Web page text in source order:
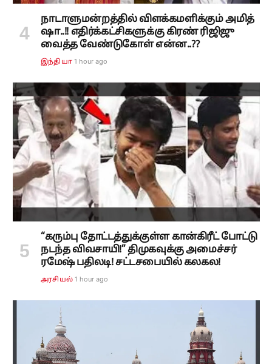
நாடாளுமன்றத்தில் விளக்கமளிக்கும் அமித்
ஷா..!! எதிர்க்கட்சிகளுக்கு கிரண் ரிஜிஜு
வைத்த வேண்டுகோள் என்ன..??
இந்தியா 1 hour ago
“கரும்பு தோட்டத்துக்குள்ள கான்கிரீட் போட்டு
நடந்த விவசாயி!” திமுகவுக்கு அமைச்சர்
ரமேஷ் பதிலடி! சட்டசபையில் கலகல!
அரசியல் 1 hour ago